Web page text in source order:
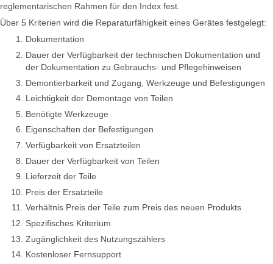
reglementarischen Rahmen für den Index fest.
Über 5 Kriterien wird die Reparaturfähigkeit eines Gerätes festgelegt:
Dokumentation
Dauer der Verfügbarkeit der technischen Dokumentation und
der Dokumentation zu Gebrauchs- und Pflegehinweisen
Demontierbarkeit und Zugang, Werkzeuge und Befestigungen
Leichtigkeit der Demontage von Teilen
Benötigte Werkzeuge
Eigenschaften der Befestigungen
Verfügbarkeit von Ersatzteilen
Dauer der Verfügbarkeit von Teilen
Lieferzeit der Teile
Preis der Ersatzteile
Verhältnis Preis der Teile zum Preis des neuen Produkts
Spezifisches Kriterium
Zugänglichkeit des Nutzungszählers
Kostenloser Fernsupport